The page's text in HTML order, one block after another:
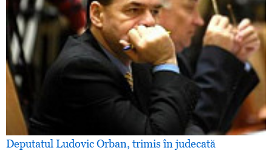
Deputatul Ludovic Orban, trimis în judecată